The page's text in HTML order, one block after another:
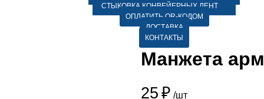
СТЫКОВКА КОНВЕЙЕРНЫХ ЛЕНТ
ОПЛАТИТЬ QR-КОДОМ
ДОСТАВКА
КОНТАКТЫ
Манжета
25 ₽ /шт